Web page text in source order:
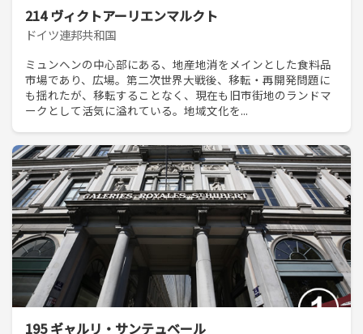
214 ヴィクトアーリエンマルクト
ドイツ連邦共和国
ミュンヘンの中心部にある、地産地消をメインとした食料品
市場であり、広場。第二次世界大戦後、移転・再開発問題に
も揺れたが、移転することなく、現在も旧市街地のランドマ
ークとして活気に溢れている。地域文化を...
195 ギャルリ・サンテュベール